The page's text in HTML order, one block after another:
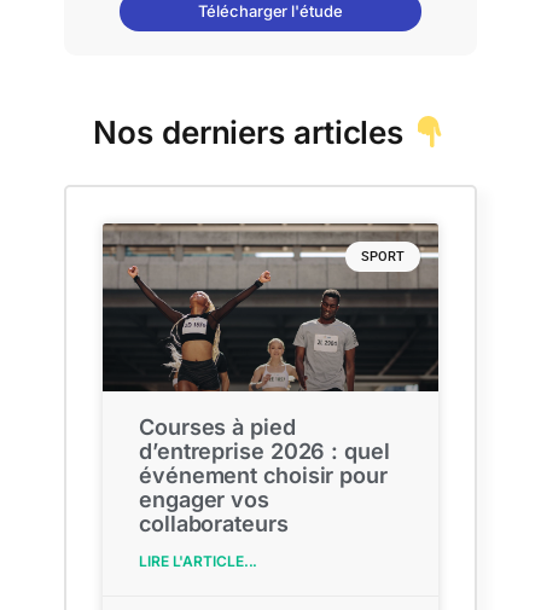
Télécharger l'étude
Nos derniers articles
SPORT
Courses à pied
d’entreprise 2026 : quel
événement choisir pour
engager vos
collaborateurs
LIRE L'ARTICLE...